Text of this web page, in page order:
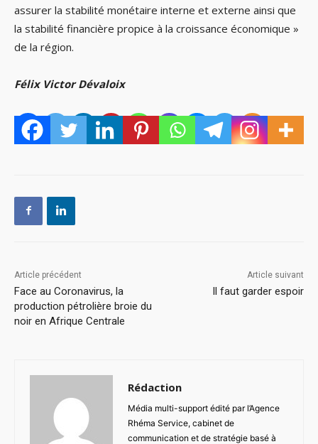
assurer la stabilité monétaire interne et externe ainsi que
la stabilité financière propice à la croissance économique »
de la région.
Félix Victor Dévaloix
Article précédent
Face au Coronavirus, la
production pétrolière broie du
noir en Afrique Centrale
Article suivant
Il faut garder espoir
Rédaction
Média multi-support édité par l’Agence
Rhéma Service, cabinet de
communication et de stratégie basé à